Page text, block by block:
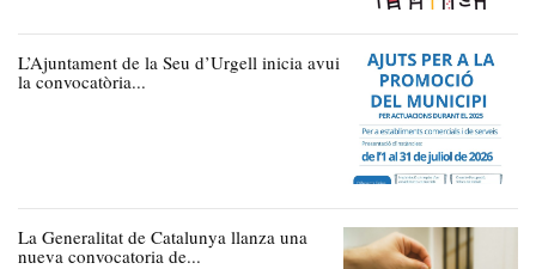
L’Ajuntament de la Seu d’Urgell inicia avui
la convocatòria...
La Generalitat de Catalunya llanza una
nueva convocatoria de...